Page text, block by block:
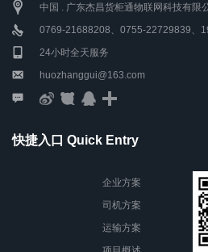
中国 . 广东杰昌货柜通物联网科技有限
0769-21688208、0755-22729839、
24小时全天服务
huozhanggui@163.com
快捷入口 Quick Entry
企业方案
司机方案
运输方案